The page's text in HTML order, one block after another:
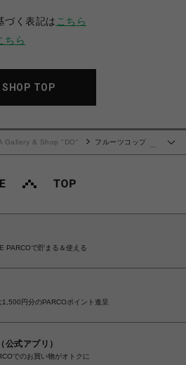
づく表記は こちら
ちら
SHOP TOP
…
Gallery & Shop "DO"
フルーツコップ /
PARCOで貯まる＆使える
円分のPARCOポイント進呈
式アプリ）
でのお買い物がオトクに